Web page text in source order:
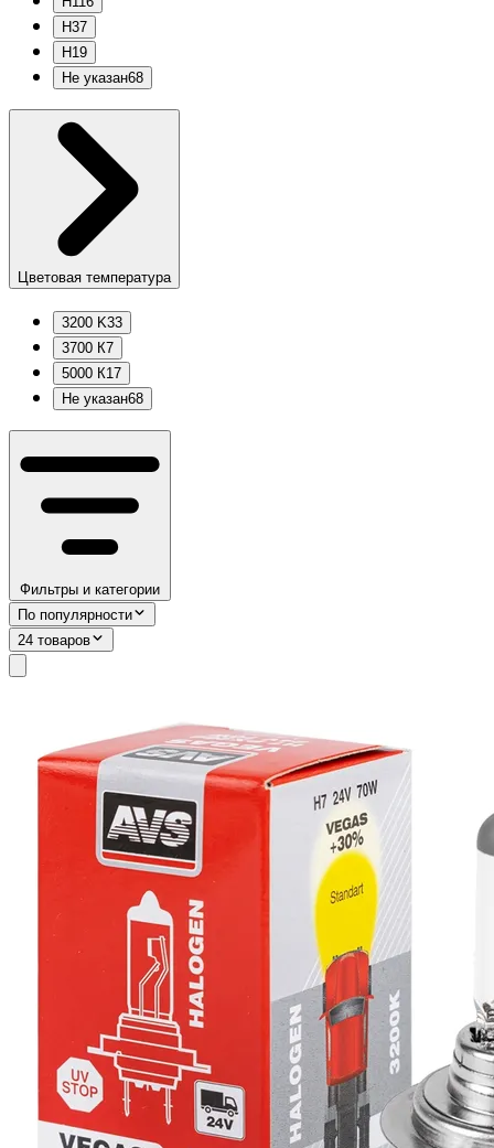
H37
H19
Не указан68
Цветовая температура
3200 K33
3700 К7
5000 К17
Не указан68
Фильтры и категории
По популярности
24 товаров